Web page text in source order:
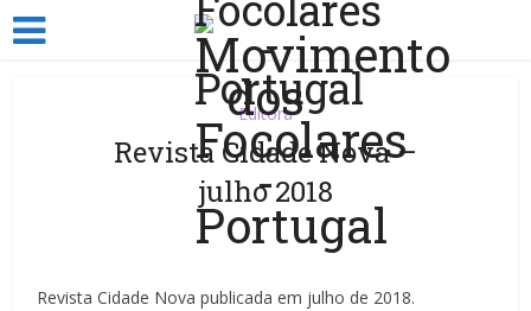
Editora
Revista Cidade Nova –
julho 2018
Revista Cidade Nova publicada em julho de 2018.